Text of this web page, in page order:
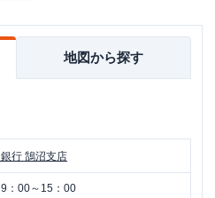
地図から探す
行 鵠沼支店
9：00～15：00